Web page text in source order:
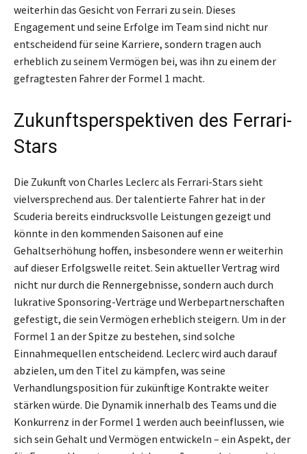
weiterhin das Gesicht von Ferrari zu sein. Dieses
Engagement und seine Erfolge im Team sind nicht nur
entscheidend für seine Karriere, sondern tragen auch
erheblich zu seinem Vermögen bei, was ihn zu einem der
gefragtesten Fahrer der Formel 1 macht.
Zukunftsperspektiven des Ferrari-
Stars
Die Zukunft von Charles Leclerc als Ferrari-Stars sieht
vielversprechend aus. Der talentierte Fahrer hat in der
Scuderia bereits eindrucksvolle Leistungen gezeigt und
könnte in den kommenden Saisonen auf eine
Gehaltserhöhung hoffen, insbesondere wenn er weiterhin
auf dieser Erfolgswelle reitet. Sein aktueller Vertrag wird
nicht nur durch die Rennergebnisse, sondern auch durch
lukrative Sponsoring-Verträge und Werbepartnerschaften
gefestigt, die sein Vermögen erheblich steigern. Um in der
Formel 1 an der Spitze zu bestehen, sind solche
Einnahmequellen entscheidend. Leclerc wird auch darauf
abzielen, um den Titel zu kämpfen, was seine
Verhandlungsposition für zukünftige Kontrakte weiter
stärken würde. Die Dynamik innerhalb des Teams und die
Konkurrenz in der Formel 1 werden auch beeinflussen, wie
sich sein Gehalt und Vermögen entwickeln – ein Aspekt, der